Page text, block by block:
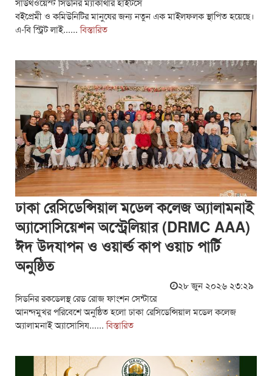
বইপ্রেমী ও কমিউনিটির মানুষের জন্য নতুন এক মাইলফলক স্থাপিত হয়েছে।
এ-বি স্ট্রিট লাই......বিস্তারিত
ঢাকা রেসিডেন্সিয়াল মডেল কলেজ অ্যালামনাই
অ্যাসোসিয়েশন অস্ট্রেলিয়ার (DRMC AAA)
ঈদ উদযাপন ও ওয়ার্ল্ড কাপ ওয়াচ পার্টি
অনুষ্ঠিত
২৮ জুন ২০২৬ ২৩:২৯
সিডনির রকডেলস্থ রেড রোজ ফাংশন সেন্টারে
আনন্দমুখর পরিবেশে অনুষ্ঠিত হলো ঢাকা রেসিডেন্সিয়াল মডেল কলেজ
অ্যালামনাই অ্যাসোসিয......বিস্তারিত